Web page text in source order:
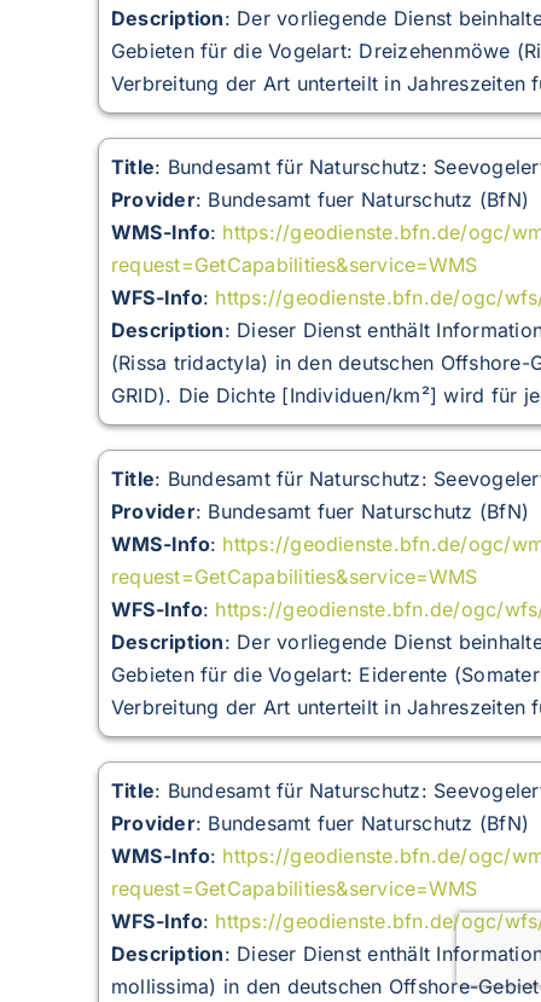
Description: Der vorliegende Dienst
Gebieten für die Vogelart: Dreizehenmöwe
Verbreitung der Art unterteilt in
Title: Bundesamt für Naturschutz:
Provider: Bundesamt fuer Naturschutz (BfN)
WMS-Info: https://geodienste.bfn.de/ogc/
request=GetCapabilities&service=WMS
WFS-Info: https://geodienste.bfn.de/ogc/
Description: Dieser Dienst enthält
(Rissa tridactyla) in den deutschen Offshore-
GRID). Die Dichte [Individuen/km²] wird für
Title: Bundesamt für Naturschutz:
Provider: Bundesamt fuer Naturschutz (BfN)
WMS-Info: https://geodienste.bfn.de/ogc/
request=GetCapabilities&service=WMS
WFS-Info: https://geodienste.bfn.de/ogc/
Description: Der vorliegende Dienst
Gebieten für die Vogelart: Eiderente
Verbreitung der Art unterteilt in
Title: Bundesamt für Naturschutz:
Provider: Bundesamt fuer Naturschutz (BfN)
WMS-Info: https://geodienste.bfn.de/ogc/
request=GetCapabilities&service=WMS
WFS-Info: https://geodienste.bfn.de/ogc/
Description: Dieser Dienst enthält
mollissima) in den deutschen Offshore-